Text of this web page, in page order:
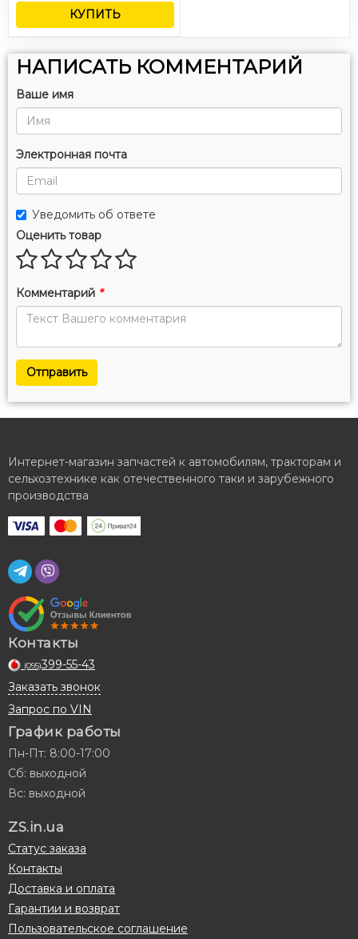
КУПИТЬ
НАПИСАТЬ КОММЕНТАРИЙ
Ваше имя
Электронная почта
Уведомить об ответе
Оценить товар
Комментарий *
Отправить
Интернет-магазин запчастей к автомобилям, тракторам и
сельхозтехнике как отечественного таки и зарубежного
производства
Контакты
(095)399-55-43
Заказать звонок
Запрос по VIN
График работы
Пн-Пт: 8:00-17:00
Сб: выходной
Вс: выходной
ZS.in.ua
Статус заказа
Контакты
Доставка и оплата
Гарантии и возврат
Пользовательское соглашение